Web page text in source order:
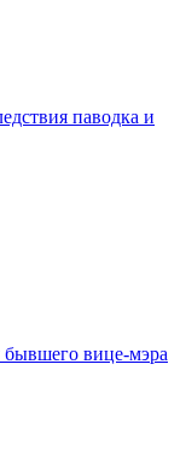
паводка и
бывшего вице-мэра